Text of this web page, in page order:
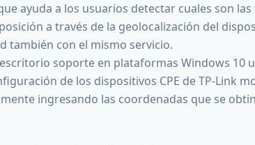
ayuda a los usuarios detectar cuales son
a través de la geolocalización del
también con el mismo servicio.
soporte en plataformas Windows 10
de los dispositivos CPE de TP-Link
ingresando las coordenadas que se